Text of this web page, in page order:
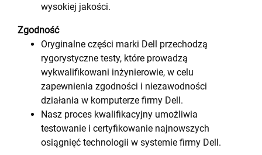
wysokiej jakości.
Zgodność
Oryginalne części marki Dell przechodzą
rygorystyczne testy, które prowadzą
wykwalifikowani inżynierowie, w celu
zapewnienia zgodności i niezawodności
działania w komputerze firmy Dell.
Nasz proces kwalifikacyjny umożliwia
testowanie i certyfikowanie najnowszych
osiągnięć technologii w systemie firmy Dell.